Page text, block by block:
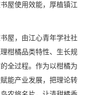
屋使用效能，厚植镇江
屋，由江心青年学社社
柑橘品类特性、生长规
全过程。作为以柑橘为
能产业发展，把理论转